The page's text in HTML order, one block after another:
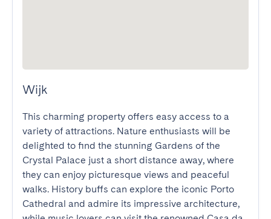
Wijk
This charming property offers easy access to a
variety of attractions. Nature enthusiasts will be
delighted to find the stunning Gardens of the
Crystal Palace just a short distance away, where
they can enjoy picturesque views and peaceful
walks. History buffs can explore the iconic Porto
Cathedral and admire its impressive architecture,